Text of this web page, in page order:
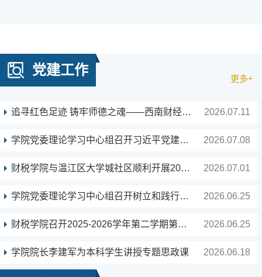
党建工作
更多+
追寻红色足迹 铸牢师德之魂——西南财经大学财税学... 2026.07.11
学院党委理论学习中心组召开习近平党建思想和“七... 2026.07.08
财税学院与温江区大学城社区顺利开展2026年“七一... 2026.07.01
学院党委理论学习中心组召开树立和践行正确政绩观... 2026.06.25
财税学院召开2025-2026学年第二学期第17周教职工政... 2026.06.25
学院院长李建军为本科学生讲授专题思政课 2026.06.18